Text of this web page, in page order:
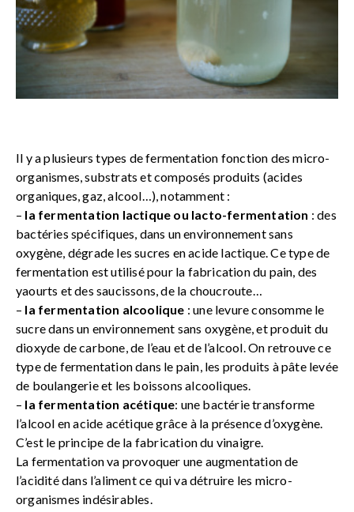
Il y a plusieurs types de fermentation fonction des micro-
organismes, substrats et composés produits (acides
organiques, gaz, alcool…), notamment :
– la fermentation lactique ou lacto-fermentation : des
bactéries spécifiques, dans un environnement sans
oxygène, dégrade les sucres en acide lactique. Ce type de
fermentation est utilisé pour la fabrication du pain, des
yaourts et des saucissons, de la choucroute…
– la fermentation alcoolique : une levure consomme le
sucre dans un environnement sans oxygène, et produit du
dioxyde de carbone, de l’eau et de l’alcool. On retrouve ce
type de fermentation dans le pain, les produits à pâte levée
de boulangerie et les boissons alcooliques.
– la fermentation acétique: une bactérie transforme
l’alcool en acide acétique grâce à la présence d’oxygène.
C’est le principe de la fabrication du vinaigre.
La fermentation va provoquer une augmentation de
l’acidité dans l’aliment ce qui va détruire les micro-
organismes indésirables.